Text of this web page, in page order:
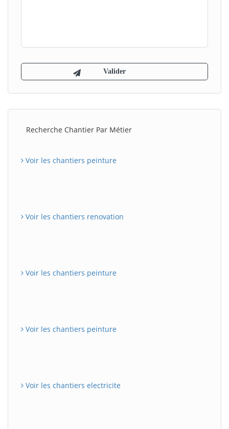
Recherche Chantier Par Métier
Voir les chantiers peinture
Voir les chantiers renovation
Voir les chantiers peinture
Voir les chantiers peinture
Voir les chantiers electricite